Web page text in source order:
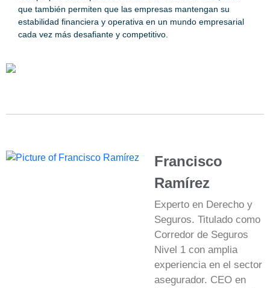
que también permiten que las empresas mantengan su
estabilidad financiera y operativa en un mundo empresarial
cada vez más desafiante y competitivo.
Francisco
Ramírez
Experto en Derecho y
Seguros. Titulado como
Corredor de Seguros
Nivel 1 con amplia
experiencia en el sector
asegurador. CEO en